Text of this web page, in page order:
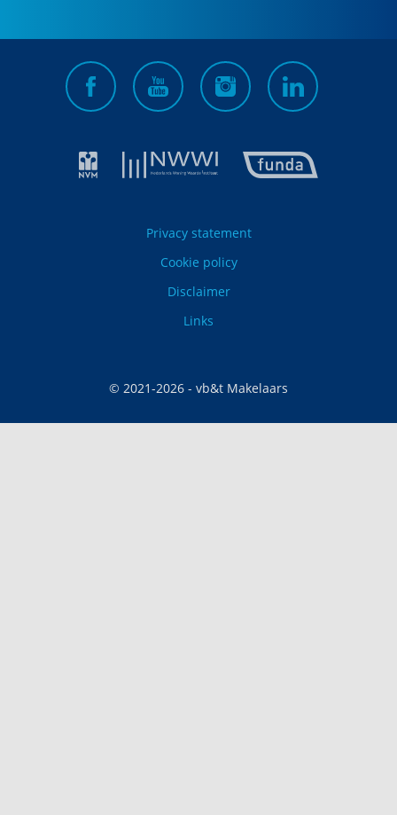
Privacy statement
Cookie policy
Disclaimer
Links
© 2021-2026 - vb&t Makelaars